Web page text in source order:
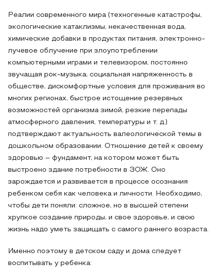
Реалии современного мира (техногенные катастрофы,
экологические катаклизмы, некачественная вода,
химические добавки в продуктах питания, электронно-
лучевое облучение при злоупотреблении
компьютерными играми и телевизором, постоянно
звучащая рок-музыка, социальная напряженность в
обществе, дискомфортные условия для проживания во
многих регионах, быстрое истощение резервных
возможностей организма зимой, резкие перепады
атмосферного давления, температуры и т. д.)
подтверждают актуальность валеологической темы в
дошкольном образовании. Отношение детей к своему
здоровью – фундамент, на котором может быть
выстроено здание потребности в ЗОЖ. Оно
зарождается и развивается в процессе осознания
ребенком себя как человека и личности. Необходимо,
чтобы дети поняли: сложное, но в высшей степени
хрупкое создание природы, и свое здоровье, и свою
жизнь надо уметь защищать с самого раннего возраста.
Именно поэтому в детском саду и дома следует
воспитывать у ребенка: